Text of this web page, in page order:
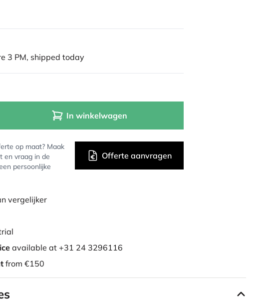
3 PM, shipped today
In winkelwagen
op maat? Maak
en vraag in de
persoonlijke
Offerte aanvragen
vergelijker
available at +31 24 3296116
from €150